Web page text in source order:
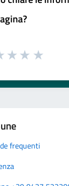
frequenti